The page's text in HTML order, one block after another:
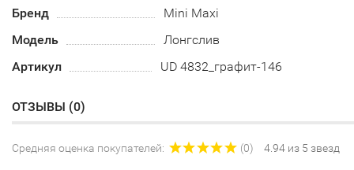
Бренд
Mini Maxi
Модель
Лонгслив
Артикул
UD 4832_графит-146
ОТЗЫВЫ (0)
Средняя оценка покупателей: (0) 4.94 из 5 звезд